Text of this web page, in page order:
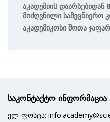
Აკადემიის
Მიძღვნილი Სამეცნიერო
Აკადემიკოსი Შოთა
საკონტაქტო ინფორმაცია
ელ-ფოსტა: